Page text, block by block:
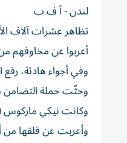
لندن - أ ف ب
تظاهر عشرات آلاف
أعربوا عن مخاوفهم
وفي أجواء هادئة،
وحثّت حملة التضامن
وكانت نيكي ماركوس (60 عاماً) شاركت في تظاهرات عدة داعمة لغزة، لـ«الإظهار للفلسطينيين أنّهم ليسوا
وأعربت عن قلقها